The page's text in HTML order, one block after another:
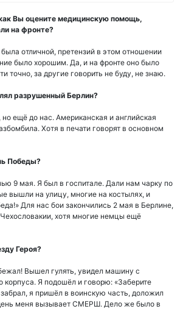
Вы оцените медицинскую помощь,
на фронте?
отличной, претензий в этом отношении
было хорошим. Да, и на фронте оно было
точно, за другие говорить не буду, не знаю.
разрушенный Берлин?
ещё до нас. Американская и английская
Хотя в печати говорят в основном
Победы?
9 мая. Я был в госпитале. Дали нам чарку по
вышли на улицу, многие на костылях, и
Для нас бои закончились 2 мая в Берлине,
хотя многие немцы ещё
Героя?
Вышел гулять, увидел машину с
корпуса. Я подошёл и говорю: «Заберите
я пришёл в воинскую часть, доложил
меня вызывает СМЕРШ. Дело же было в